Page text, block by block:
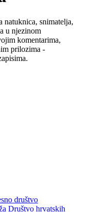
natuknica, snimatelja,
u njezinom
komentarima,
prilozima -
društvo
Društvo hrvatskih